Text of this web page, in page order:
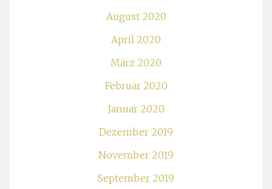
August 2020
April 2020
März 2020
Februar 2020
Januar 2020
Dezember 2019
November 2019
September 2019